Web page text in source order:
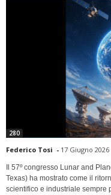
280
Federico Tosi - 17 Giugno 2026
Il 57º congresso Lunar and
Texas) ha mostrato come il
scientifico e industriale sempre